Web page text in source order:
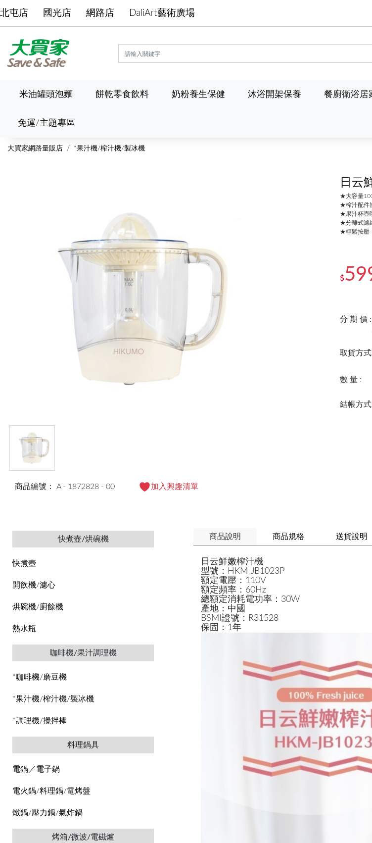
北屯店 國光店 網路店 DaliArt藝術廣場
米油罐頭泡麵 餅乾零食飲料 奶粉養生保健 沐浴開架保養 餐廚衛浴居
免運/主題專區
大買家網路量販店 *果汁機/榨汁機/製冰機
商品編號： A - 1872828 - 00 加入興趣清單
日云
★大容量
★榨汁配件
★果汁杯壺
★分離式濾
★輕鬆按壓
$
分 期 價 :
取貨方式
數 量 :
結帳方式
快煮壺/烘碗機
快煮壺
開飲機/濾心
烘碗機/廚餘機
熱水瓶
咖啡機/果汁調理機
*咖啡機/磨豆機
*果汁機/榨汁機/製冰機
*調理機/攪拌棒
料理鍋具
電鍋／電子鍋
電火鍋/料理鍋/電烤盤
燉鍋/壓力鍋/氣炸鍋
烤箱/微波/電磁爐
商品說明 商品規格 送貨說明
日云鮮嫩榨汁機
型號：HKM-JB1023P
額定電壓：110V
額定頻率：60Hz
總額定消耗電功率：30W
產地：中國
BSMI證號：R31528
保固：1年